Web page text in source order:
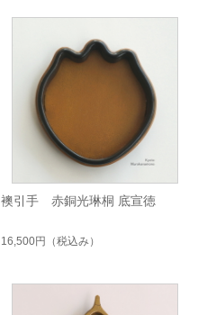
襖引手 赤銅光琳桐 底宣徳
16,500円 （税込み）